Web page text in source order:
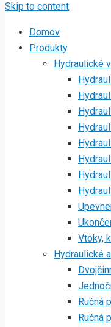
Skip to content
Domov
Produkty
Hydraulické
Vtoky,
Hydraulické
Ručná
Ručná